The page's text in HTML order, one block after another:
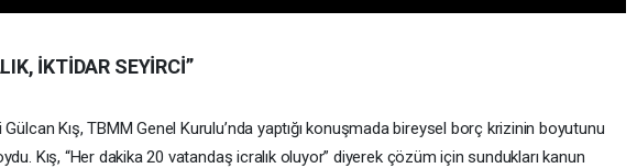
İKTİDAR SEYİRCİ”
Kış, TBMM Genel Kurulu’nda yaptığı konuşmada bireysel borç krizinin boyutunu
Kış, “Her dakika 20 vatandaş icralık oluyor” diyerek çözüm için sundukları kanun